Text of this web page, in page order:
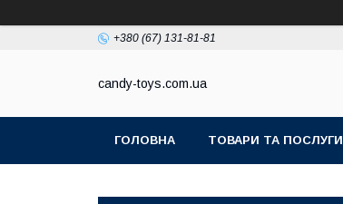
+380 (67) 131-81-81
candy-toys.com.ua
ГОЛОВНА ТОВАРИ ТА ПОСЛУГИ